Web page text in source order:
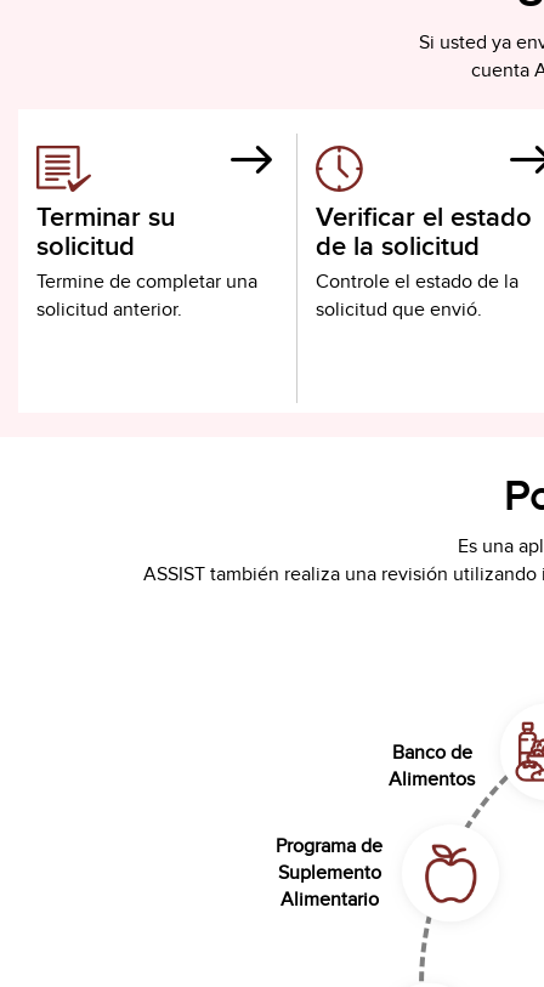
Si usted ya
cuenta
Terminar su
solicitud
Termine de completar una
solicitud anterior.
Verificar el estado
de la solicitud
Controle el estado de la
solicitud que envió.
Es una
ASSIST también realiza una revisión
Banco de
Alimentos
Programa de
Suplemento
Alimentario